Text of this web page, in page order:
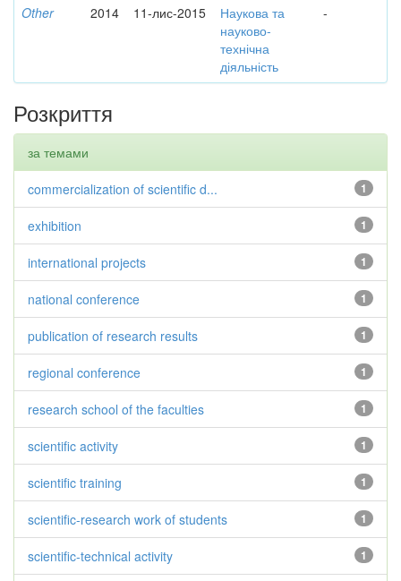
Other 2014 11-лис-2015
Наукова та
науково-
технічна
діяльність
-
Розкриття
за темами
1
commercialization of scientific d...
1
exhibition
1
international projects
1
national conference
1
publication of research results
1
regional conference
1
research school of the faculties
1
scientific activity
1
scientific training
1
scientific-research work of students
1
scientific-technical activity